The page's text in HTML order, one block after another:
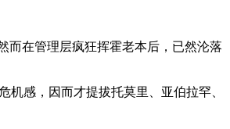
而在管理层疯狂挥霍老本后，已然沦落
感，因而才提拔托莫里、亚伯拉罕、